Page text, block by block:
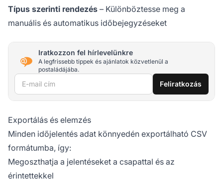
Típus szerinti rendezés – Különböztesse meg a
manuális és automatikus időbejegyzéseket
Iratkozzon fel hírlevelünkre
A legfrissebb tippek és ajánlatok közvetlenül a
postaládájába.
E-mail cím Feliratkozás
Exportálás és elemzés
Minden időjelentés adat könnyedén exportálható CSV
formátumba, így:
Megoszthatja a jelentéseket a csapattal és az
érintettekkel